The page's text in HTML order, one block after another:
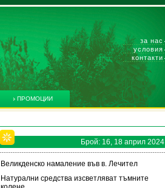
за нас
условия
контакти
ПРОМОЦИИ
Брой: 16, 18 април 2024
Великденско намаление във в. Лечител
Натурални средства изсветляват тъмните